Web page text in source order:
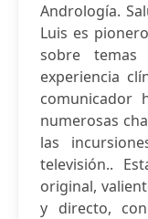
Andrología.
Luis es
sobre temas
experiencia
comunicador
numerosas
las
televisión..
original,
y directo,